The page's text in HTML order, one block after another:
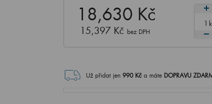
18,630 Kč
15,397 Kč bez DPH
Už přidat jen 990Kč a máte DOPRAVU